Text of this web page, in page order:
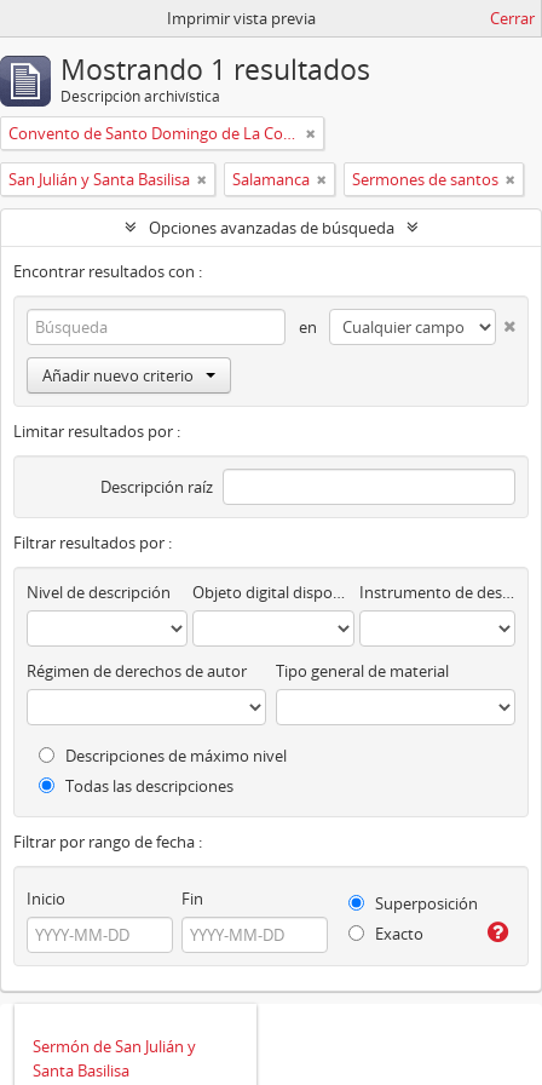
Imprimir vista previa Cerrar
Mostrando 1 resultados
Descripción archivística
Convento de Santo Domingo de La Coruña
San Julián y Santa Basilisa Salamanca Sermones de santos
Opciones avanzadas de búsqueda
Encontrar resultados con :
en
Añadir nuevo criterio
Limitar resultados por :
Descripción raíz
Filtrar resultados por :
Nivel de descripción Objeto digital disponibles Instrumento de descripción
Régimen de derechos de autor Tipo general de material
Descripciones de máximo nivel
Todas las descripciones
Filtrar por rango de fecha :
Inicio Fin
Superposición
Exacto
Sermón de San Julián y
Santa Basilisa